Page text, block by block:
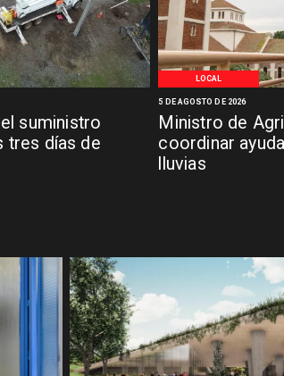
suministro
tres días de
LOCAL
Ministro de
coordinar
lluvias
5 DE AGOSTO DE 2026